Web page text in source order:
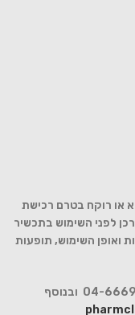
או רוקח בטרם רכישת
לפני השימוש בתכשיר
ואופן השימוש, תופעות
להתייעצות עם רוקח פנה למספר טלפון.04-6669192 ובנוסף